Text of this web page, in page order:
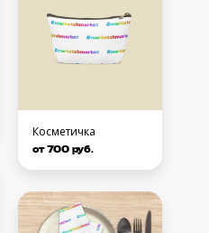
Косметичка
от 700 руб.